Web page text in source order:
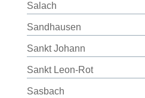
Salach
Sandhausen
Sankt Johann
Sankt Leon-Rot
Sasbach